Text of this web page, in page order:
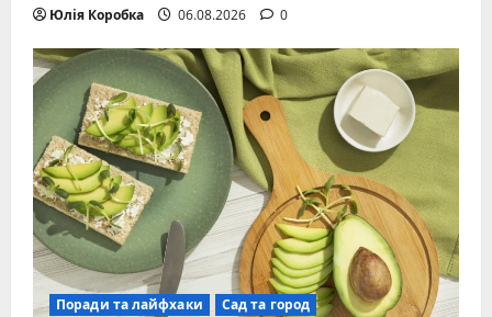
Юлія Коробка 06.08.2026 0
Поради та лайфхаки Сад та город